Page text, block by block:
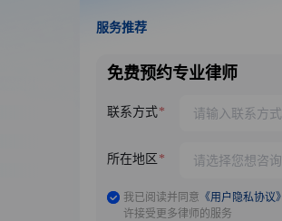
服务推荐
免费预约专业律师
联系方式
所在地区
我已阅读并同意 《用户隐私协议》
许接受更多律师的服务